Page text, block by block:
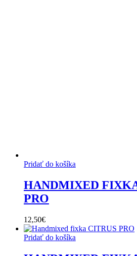
Pridať do košíka
HANDMIXED
PRO
12,50€
Pridať do košíka